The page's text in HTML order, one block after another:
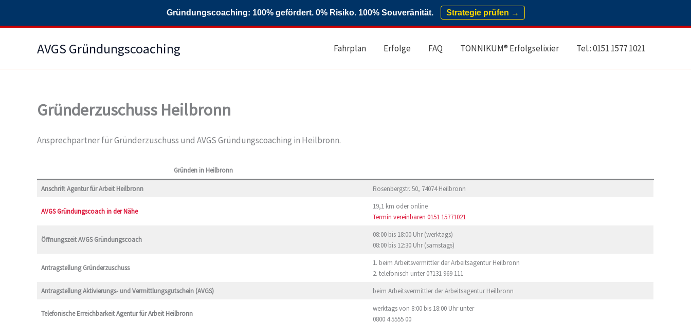
Gründungscoaching: 100% gefördert. 0% Risiko. 100% Souveränität. Strategie prüfen →
AVGS Gründungscoaching Fahrplan Erfolge FAQ TONNIKUM® Erfolgselixier Tel.: 0151 1577 1021
Gründerzuschuss Heilbronn
Ansprechpartner für Gründerzuschuss und AVGS Gründungscoaching in Heilbronn.
Gründen in Heilbronn
Anschrift Agentur für Arbeit Heilbronn Rosenbergstr. 50, 74074 Heilbronn
AVGS Gründungscoach in der Nähe
19,1 km oder online
Termin vereinbaren 0151 15771021
Öffnungszeit AVGS Gründungscoach
08:00 bis 18:00 Uhr (werktags)
08:00 bis 12:30 Uhr (samstags)
Antragstellung Gründerzuschuss
1. beim Arbeitsvermittler der Arbeitsagentur Heilbronn
2. telefonisch unter 07131 969 111
Antragstellung Aktivierungs- und Vermittlungsgutschein (AVGS) beim Arbeitsvermittler der Arbeitsagentur Heilbronn
Telefonische Erreichbarkeit Agentur für Arbeit Heilbronn
werktags von 8:00 bis 18:00 Uhr unter
0800 4 5555 00